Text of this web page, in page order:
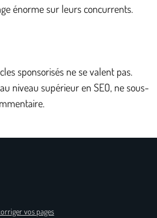
énorme sur leurs concurrents.
sponsorisés ne se valent pas.
niveau supérieur en SEO, ne sous-
vos pages